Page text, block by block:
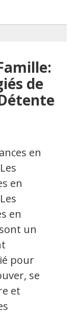
de
en
en
en
un
pour
se
et